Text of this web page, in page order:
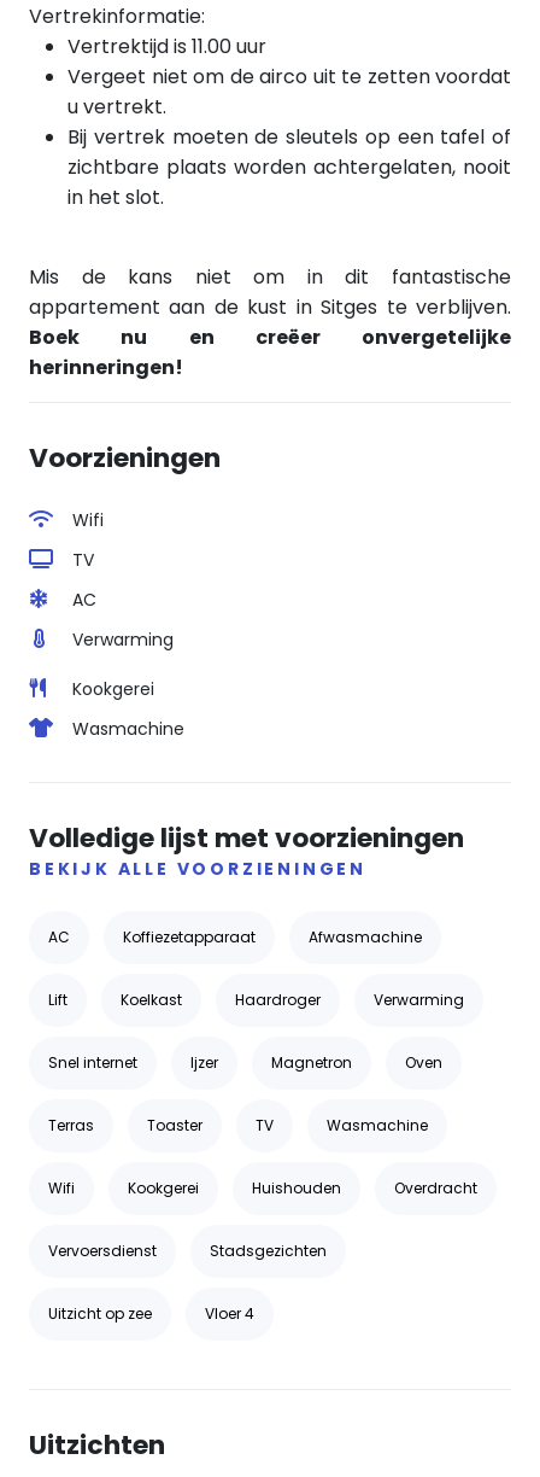
Vertrekinformatie:
Vertrektijd is 11.00 uur
Vergeet niet om de airco uit te zetten voordat
u vertrekt.
Bij vertrek moeten de sleutels op een tafel of
zichtbare plaats worden achtergelaten, nooit
in het slot.
Mis de kans niet om in dit fantastische
appartement aan de kust in Sitges te verblijven.
Boek nu en creëer onvergetelijke
herinneringen!
Voorzieningen
Wifi
TV
AC
Verwarming
Kookgerei
Wasmachine
Volledige lijst met voorzieningen
BEKIJK ALLE VOORZIENINGEN
AC Koffiezetapparaat Afwasmachine
Lift Koelkast Haardroger Verwarming
Snel internet Ijzer Magnetron Oven
Terras Toaster TV Wasmachine
Wifi Kookgerei Huishouden Overdracht
Vervoersdienst Stadsgezichten
Uitzicht op zee Vloer 4
Uitzichten